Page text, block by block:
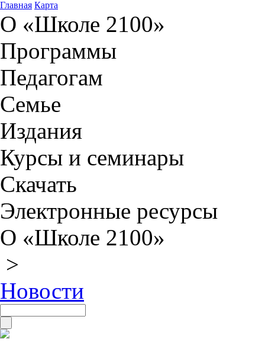
Главная Карта
О «Школе 2100»
Программы
Педагогам
Семье
Издания
Курсы и семинары
Скачать
Электронные ресурсы
О «Школе 2100»
>
Новости